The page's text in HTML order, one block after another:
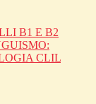
B1 E B2
CLIL